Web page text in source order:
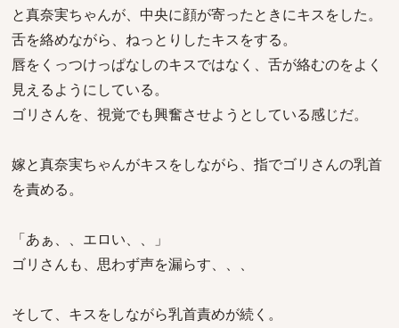
と真奈実ちゃんが、中央に顔が寄ったときにキスをした。
舌を絡めながら、ねっとりしたキスをする。
唇をくっつけっぱなしのキスではなく、舌が絡むのをよく
見えるようにしている。
ゴリさんを、視覚でも興奮させようとしている感じだ。
嫁と真奈実ちゃんがキスをしながら、指でゴリさんの乳首
を責める。
「あぁ、、エロい、、」
ゴリさんも、思わず声を漏らす、、、
そして、キスをしながら乳首責めが続く。